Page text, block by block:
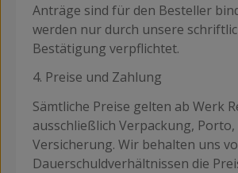
Anträge sind für den Besteller
werden nur durch unsere
Bestätigung verpflichtet.
4. Preise und Zahlung
Sämtliche Preise gelten ab Werk
ausschließlich Verpackung, Porto,
Versicherung. Wir behalten uns
Dauerschuldverhältnissen die